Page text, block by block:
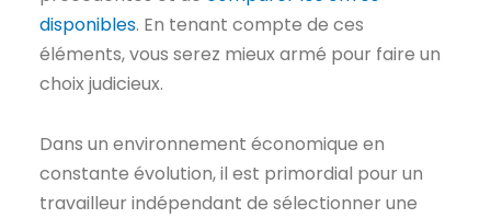
disponibles. En tenant compte de ces
éléments, vous serez mieux armé pour faire un
choix judicieux.
Dans un environnement économique en
constante évolution, il est primordial pour un
travailleur indépendant de sélectionner une